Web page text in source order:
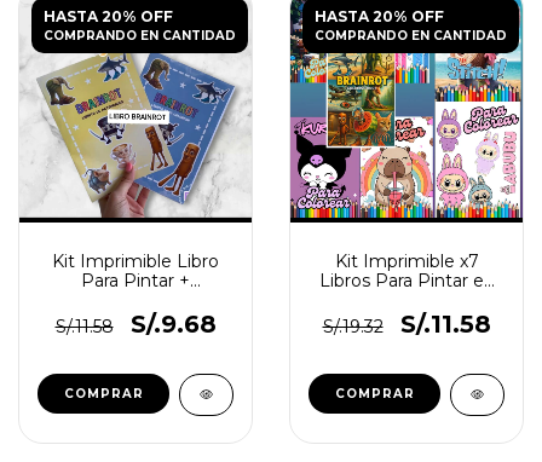
HASTA 20% OFF
COMPRANDO EN CANTIDAD
Kit Imprimible Libro
Para Pintar +
S/.11.58
S/.9.68
HASTA 20% OFF
COMPRANDO EN CANTIDAD
Kit Imprimible x7
Libros Para Pintar en
S/.19.32
S/.11.58